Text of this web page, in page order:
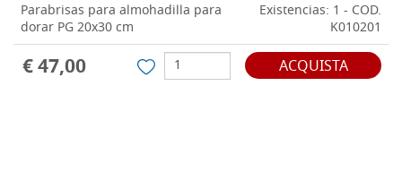
Parabrisas para almohadilla para
dorar PG 20x30 cm
Existencias: 1 - COD.
K010201
€ 47,00 ACQUISTA